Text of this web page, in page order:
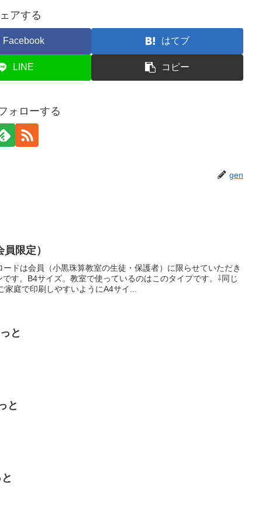
アする
Facebook はてブ
LINE コピー
ォローする
gen
限定）
ドは会員（小黒珠算教室の生徒・保護者）に限らせていただき
す。B4サイズ。教室で使っているのはこのタイプです。⇩同じ
家庭で印刷しやすいようにA4サイ...
と
と